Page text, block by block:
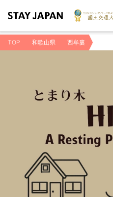
TOP 和歌山県 西牟婁